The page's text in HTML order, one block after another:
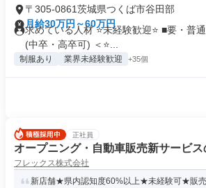
〒305-0861茨城県つくば市谷田部
月給30万円～60万円
求めている人材 ⭐未経験歓迎⭐ ■要・普
(中卒・高卒可) ＜⭐...
制服あり 業界未経験歓迎 +35個
正社員
オープニング・自動車販売新サービ
フレックス株式会社
新店舗★県内認知度60%以上★未経験可★販